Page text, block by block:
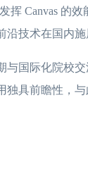
Canvas 的
技术在国内施
与国际化院校
具前瞻性，